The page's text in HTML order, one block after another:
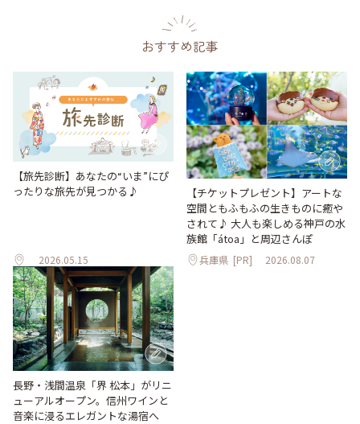
おすすめ記事
【旅先診断】あなたの“いま”にぴ
ったりな旅先が見つかる♪
2026.05.15
【チケットプレゼント】アートな
空間ともふもふの生きものに癒や
されて♪ 大人も楽しめる神戸の水
族館「átoa」と周辺さんぽ
兵庫県 [PR] 2026.08.07
長野・浅間温泉「界 松本」がリニ
ューアルオープン。信州ワインと
音楽に浸るエレガントな湯宿へ